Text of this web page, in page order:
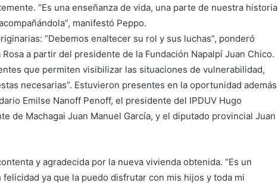
“Es una enseñanza de vida, una parte de nuestra historia
manifestó Peppo.
“Debemos enaltecer su rol y sus luchas”, ponderó
a partir del presidente de la Fundación Napalpí Juan Chico.
que permiten visibilizar las situaciones de vulnerabilidad,
necesarias”. Estuvieron presentes en la oportunidad además
Emilse Nanoff Penoff, el presidente del IPDUV Hugo
de Machagai Juan Manuel García, y el diputado provincial Juan
y agradecida por la nueva vivienda obtenida. “Es un
ya que la puedo disfrutar con mis hijos y toda mi